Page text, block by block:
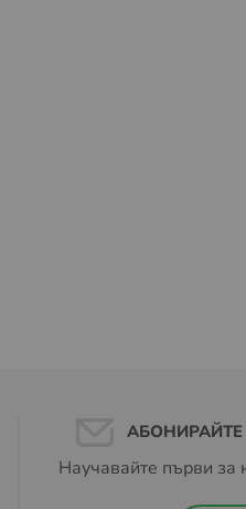
Научавайте първи за